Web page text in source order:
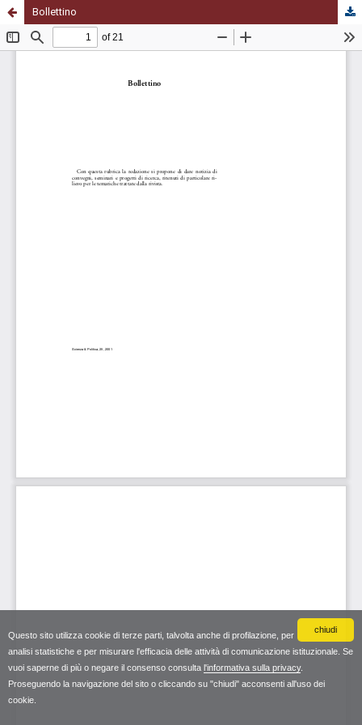
chiudi
Questo sito utilizza cookie di terze parti, talvolta anche di profilazione, per
analisi statistiche e per misurare l'efficacia delle attività di comunicazione istituzionale. Se
vuoi saperne di più o negare il consenso consulta l'informativa sulla privacy.
Proseguendo la navigazione del sito o cliccando su "chiudi" acconsenti all'uso dei
cookie.
Bollettino